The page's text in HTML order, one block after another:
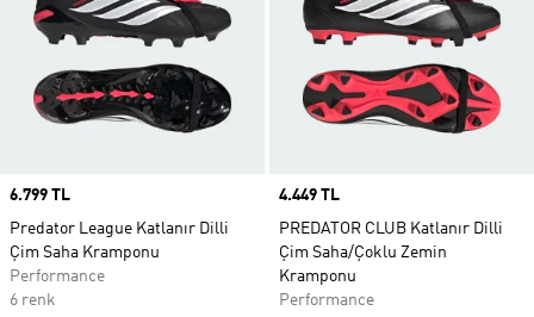
Price
6.799 TL
Predator League Katlanır Dilli
Çim Saha Kramponu
Performance
6 renk
Price
4.449 TL
PREDATOR CLUB Katlanır Dilli
Çim Saha/Çoklu Zemin
Kramponu
Performance